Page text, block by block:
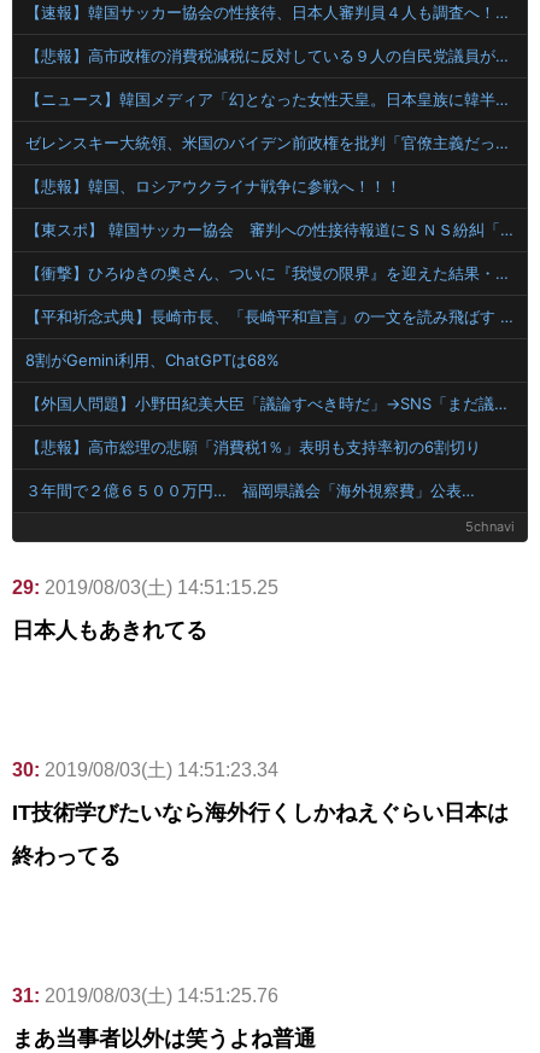
【速報】韓国サッカー協会の性接待、日本人審判員４人も調査へ！！！
【悲報】高市政権の消費税減税に反対している９人の自民党議員が全て判明！！！！ やっぱりコイツラかｗｗｗｗｗ
【ニュース】韓国メディア「幻となった女性天皇。日本皇族に韓半島の男の血が入る可能性がゼロに・・・」
ゼレンスキー大統領、米国のバイデン前政権を批判「官僚主義だった」
【悲報】韓国、ロシアウクライナ戦争に参戦へ！！！
【東スポ】 韓国サッカー協会 審判への性接待報道にＳＮＳ紛糾「徹底追及」「２００２年はどうなの？」
【衝撃】ひろゆきの奥さん、ついに『我慢の限界』を迎えた結果・・・・・
【平和祈念式典】長崎市長、「長崎平和宣言」の一文を読み飛ばす 「NPTの義務を履行し、核軍縮に向け着実に前進することを求めます」
8割がGemini利用、ChatGPTは68%
【外国人問題】小野田紀美大臣「議論すべき時だ」→SNS「まだ議論もしてなかったんだ...」→小野田大臣「これが進歩状況です」めちゃくちゃ仕事していた！
【悲報】高市総理の悲願「消費税1％」表明も支持率初の6割切り
３年間で２億６５００万円… 福岡県議会「海外視察費」公表…
5chnavi
29: 2019/08/03(土) 14:51:15.25
日本人もあきれてる
30: 2019/08/03(土) 14:51:23.34
IT技術学びたいなら海外行くしかねえぐらい日本は
終わってる
31: 2019/08/03(土) 14:51:25.76
まあ当事者以外は笑うよね普通